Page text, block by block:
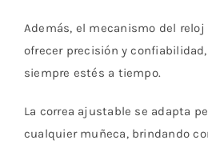
Además, el mecanismo del
ofrecer precisión y
siempre estés a tiempo.
La correa ajustable se adapta
cualquier muñeca, brindando